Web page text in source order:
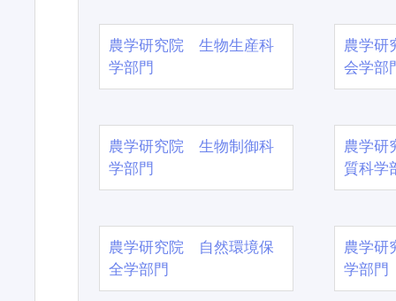
農学研究院 生物生産科
学部門
農学
会学部
農学研究院 生物制御科
学部門
農学
質科学
農学研究院 自然環境保
全学部門
農学
学部門